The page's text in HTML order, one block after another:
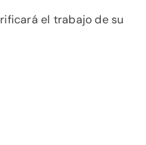
el trabajo de su